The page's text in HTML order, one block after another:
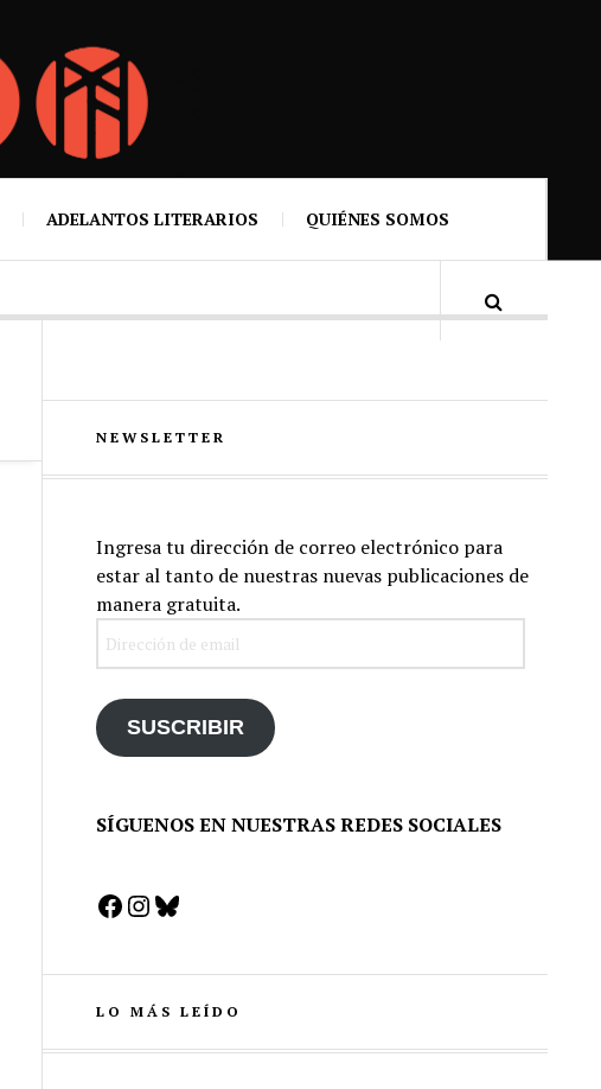
ADELANTOS LITERARIOS QUIÉNES SOMOS
NEWSLETTER
Ingresa tu dirección de correo electrónico para
estar al tanto de nuestras nuevas publicaciones de
manera gratuita.
SUSCRIBIR
SÍGUENOS EN NUESTRAS REDES SOCIALES
Facebook
Instagram
Bluesky
LO MÁS LEÍDO